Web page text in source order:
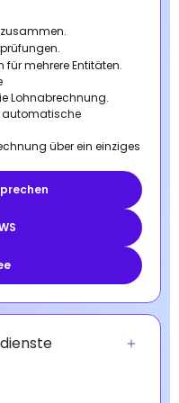
mehrere Entitäten.
Lohnabrechnung.
automatische
über ein einziges